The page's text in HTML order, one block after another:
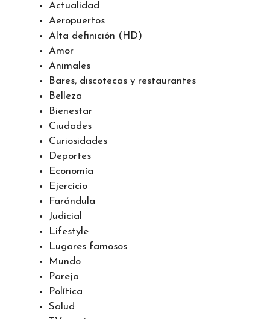
Actualidad
Aeropuertos
Alta definición (HD)
Amor
Animales
Bares, discotecas y restaurantes
Belleza
Bienestar
Ciudades
Curiosidades
Deportes
Economía
Ejercicio
Farándula
Judicial
Lifestyle
Lugares famosos
Mundo
Pareja
Política
Salud